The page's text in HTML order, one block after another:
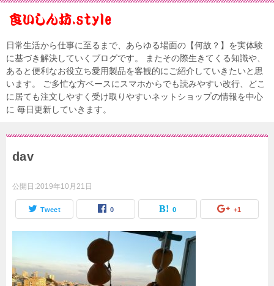
日常生活から仕事に至るまで、あらゆる場面の【何故？】を実体験
に基づき解決していくブログです。 またその際生きてくる知識や、
あると便利なお役立ち愛用製品を客観的にご紹介していきたいと思
います。 ご多忙な方ベースにスマホからでも読みやすい改行、どこ
に居ても注文しやすく受け取りやすいネットショップの情報を中心
に 毎日更新していきます。
dav
公開日:2019年10月21日
Tweet 0 0 +1